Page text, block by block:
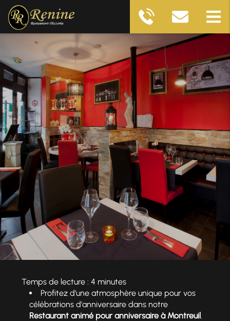
Temps de lecture : 4 minutes
Profitez d'une atmosphère unique pour vos
célébrations d'anniversaire dans notre
Restaurant animé pour anniversaire à Montreuil.